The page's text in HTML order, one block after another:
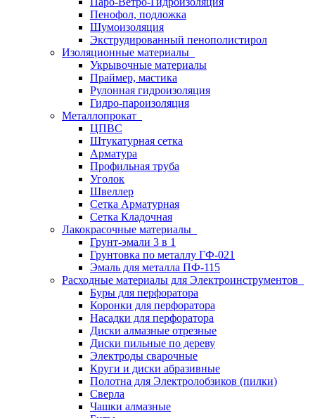
Пенофол, подложка
Шумоизоляция
Экструдированный пенополистирол
Изоляционные материалы
Укрывочные материалы
Праймер, мастика
Рулонная гидроизоляция
Гидро-пароизоляция
Металлопрокат
ЦПВС
Штукатурная сетка
Арматура
Профильная труба
Уголок
Швеллер
Сетка Арматурная
Сетка Кладочная
Лакокрасочные материалы
Грунт-эмали 3 в 1
Грунтовка по металлу ГФ-021
Эмаль для металла ПФ-115
Расходные материалы для Электроинструментов
Буры для перфоратора
Коронки для перфоратора
Насадки для перфоратора
Диски алмазные отрезные
Диски пильные по дереву
Электроды сварочные
Круги и диски абразивные
Полотна для Электролобзиков (пилки)
Сверла
Чашки алмазные